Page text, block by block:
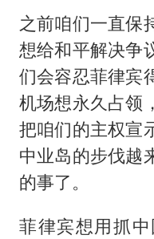
之前咱们一直保
想给和平解决争
们会容忍菲律宾
机场想永久占领
把咱们的主权宣
中业岛的步伐越
的事了。
菲律宾想用抓